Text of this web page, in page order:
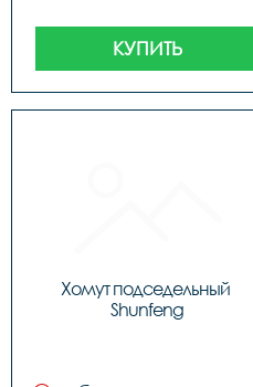
КУПИТЬ
Хомут подседельный
Shunfeng